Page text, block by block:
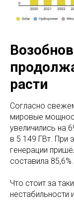
расти
Согласно
мировые
увеличились на
в 5 149 ГВт. При
генерации
составила 85,6%.
Что стоит за
нестабильности